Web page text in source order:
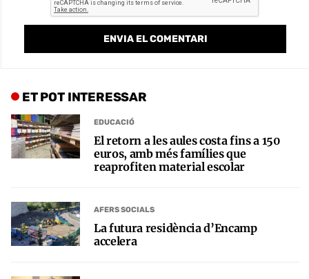
ET POT INTERESSAR
EDUCACIÓ
El retorn a les aules costa fins a 150
euros, amb més famílies que
reaprofiten material escolar
AFERS SOCIALS
La futura residència d’Encamp
accelera